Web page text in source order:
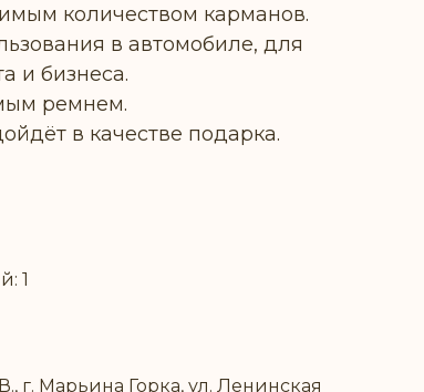
количеством карманов.
в автомобиле, для
и бизнеса.
ремнем.
в качестве подарка.
1
г. Марьина Горка, ул. Ленинская